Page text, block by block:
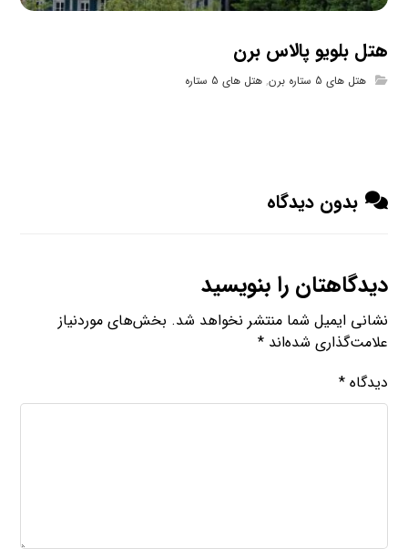
هتل بلویو پالاس برن
هتل های 5 ستاره برن ,هتل های 5 ستاره
بدون دیدگاه
دیدگاهتان را بنویسید
نشانی ایمیل شما منتشر نخواهد شد. بخش‌های موردنیاز
علامت‌گذاری شده‌اند*
دیدگاه*